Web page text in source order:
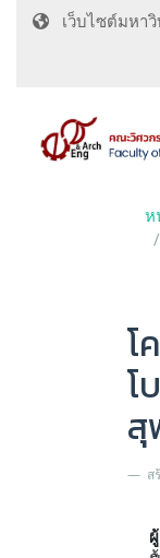
เว็บไซต์มหา
ห
โ
โ
สุ
ส